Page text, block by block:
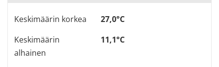
Keskimäärin korkea
27,0°C
Keskimäärin
alhainen
11,1°C